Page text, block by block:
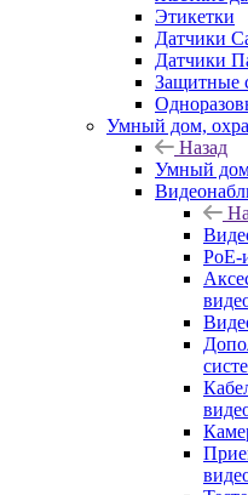
Этикетки
Датчики
Датчики
Защитные
Умный дом,
Назад
Умный
PoE-